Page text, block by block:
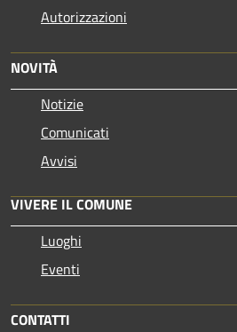
Autorizzazioni
NOVITÀ
Notizie
Comunicati
Avvisi
VIVERE IL COMUNE
Luoghi
Eventi
CONTATTI